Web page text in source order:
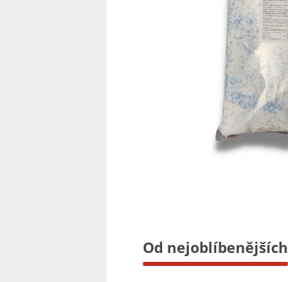
Od nejoblíbenějších